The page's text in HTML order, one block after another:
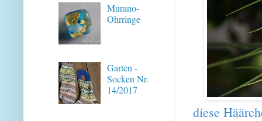
diese
Murano-
Ohrringe
Garten -
Socken Nr.
14/2017